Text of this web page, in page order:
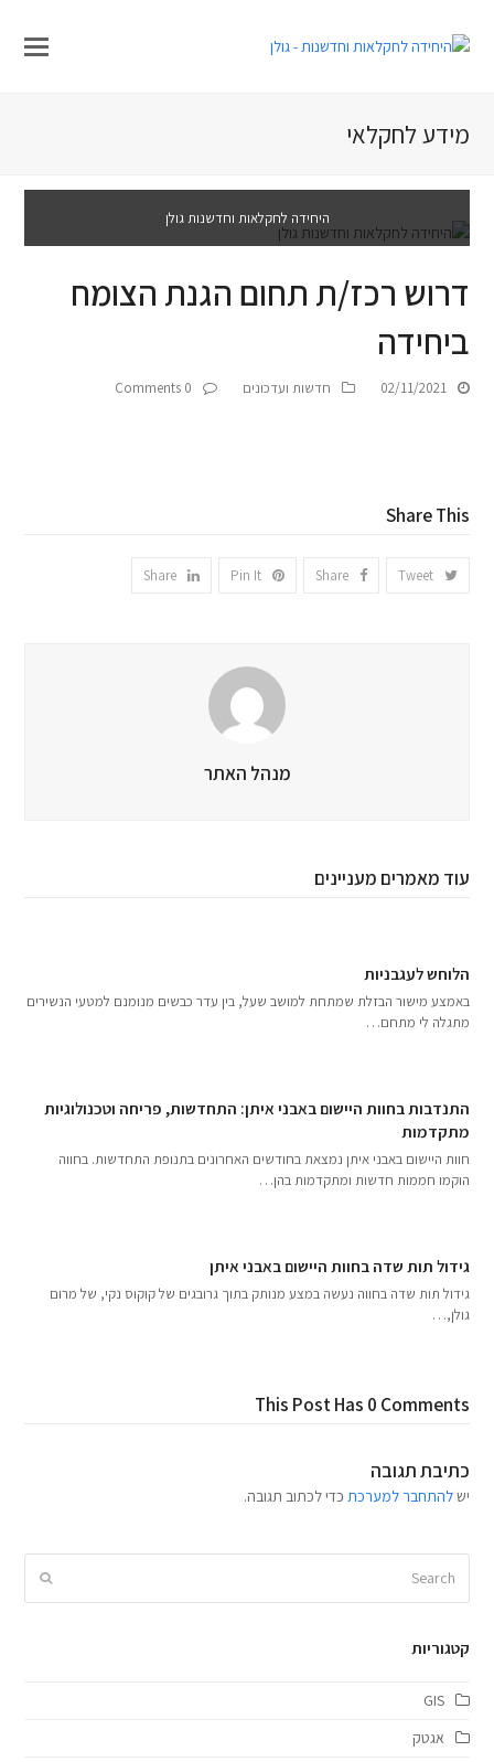
מידע לחקלאי
היחידה לחקלאות וחדשנות גולן
דרוש רכז/ת תחום הגנת הצומח
ביחידה
02/11/2021 חדשות ועדכונים 0 Comments
Share This
Tweet
Share
Pin It
Share
מנהל האתר
עוד מאמרים מעניינים
הלוחש לעגבניות
באמצע מישור הבזלת שמתחת למושב שעל, בין עדר כבשים מנומנם למטעי הנשירים
מתגלה לי מתחם…
התנדבות בחוות היישום באבני איתן: התחדשות, פריחה וטכנולוגיות
מתקדמות
חוות היישום באבני איתן נמצאת בחודשים האחרונים בתנופת התחדשות. בחווה
הוקמו חממות חדשות ומתקדמות בהן…
גידול תות שדה בחוות היישום באבני איתן
גידול תות שדה בחווה נעשה במצע מנותק בתוך גרובגים של קוקוס נקי, של מרום
גולן,…
This Post Has 0 Comments
כתיבת תגובה
ישלהתחבר למערכת כדי לכתוב תגובה.
Submit
קטגוריות
GIS
אגטק